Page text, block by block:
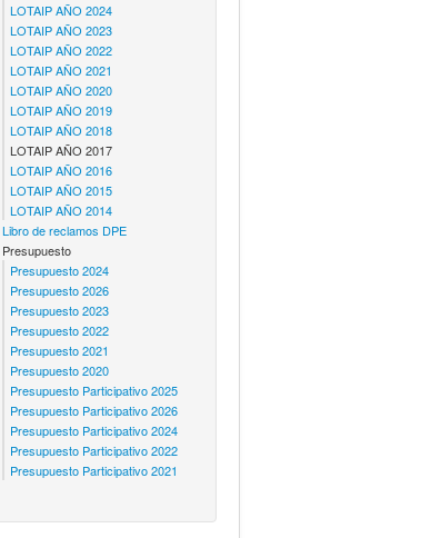
LOTAIP AÑO 2024
LOTAIP AÑO 2023
LOTAIP AÑO 2022
LOTAIP AÑO 2021
LOTAIP AÑO 2020
LOTAIP AÑO 2019
LOTAIP AÑO 2018
LOTAIP AÑO 2017
LOTAIP AÑO 2016
LOTAIP AÑO 2015
LOTAIP AÑO 2014
Libro de reclamos DPE
Presupuesto
Presupuesto 2024
Presupuesto 2026
Presupuesto 2023
Presupuesto 2022
Presupuesto 2021
Presupuesto 2020
Presupuesto Participativo 2025
Presupuesto Participativo 2026
Presupuesto Participativo 2024
Presupuesto Participativo 2022
Presupuesto Participativo 2021